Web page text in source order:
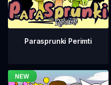
Parasprunki Perimti